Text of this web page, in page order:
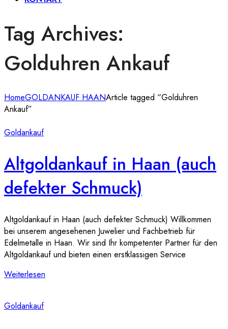
Tag Archives:
Golduhren Ankauf
HomeGOLDANKAUF HAANArticle tagged “Golduhren
Ankauf”
Goldankauf
Altgoldankauf in Haan (auch
defekter Schmuck)
Altgoldankauf in Haan (auch defekter Schmuck) Willkommen
bei unserem angesehenen Juwelier und Fachbetrieb für
Edelmetalle in Haan. Wir sind Ihr kompetenter Partner für den
Altgoldankauf und bieten einen erstklassigen Service
Weiterlesen
Goldankauf